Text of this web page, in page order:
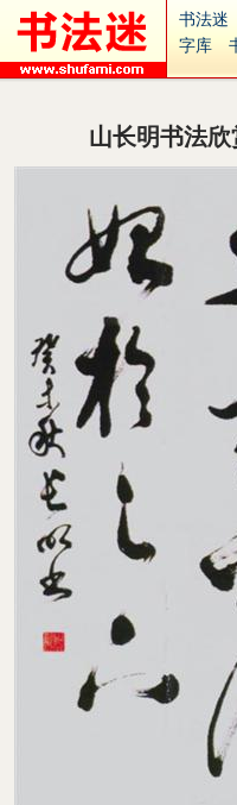
书法迷
字库
集字
古籍
安全网
山长明书法欣